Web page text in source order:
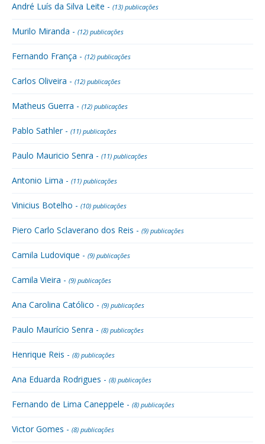
André Luís da Silva Leite - (13) publicações
Murilo Miranda - (12) publicações
Fernando França - (12) publicações
Carlos Oliveira - (12) publicações
Matheus Guerra - (12) publicações
Pablo Sathler - (11) publicações
Paulo Mauricio Senra - (11) publicações
Antonio Lima - (11) publicações
Vinicius Botelho - (10) publicações
Piero Carlo Sclaverano dos Reis - (9) publicações
Camila Ludovique - (9) publicações
Camila Vieira - (9) publicações
Ana Carolina Católico - (9) publicações
Paulo Maurício Senra - (8) publicações
Henrique Reis - (8) publicações
Ana Eduarda Rodrigues - (8) publicações
Fernando de Lima Caneppele - (8) publicações
Victor Gomes - (8) publicações